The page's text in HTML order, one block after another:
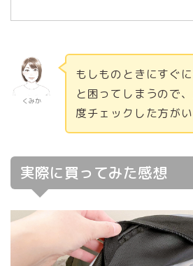
くみか
もしものときにすぐ
と困ってしまうので
度チェックした方が
実際に買ってみた感想